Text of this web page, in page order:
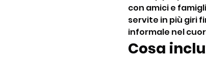
con amici e
servite in più giri
informale nel
Cosa